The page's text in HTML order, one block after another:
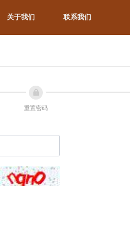
关于我们 联系我们
넱
重置密码